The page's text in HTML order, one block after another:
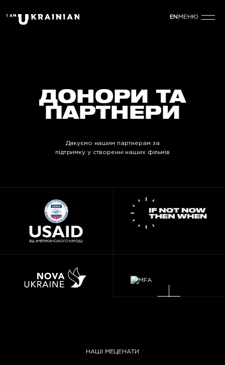
МЕНЮ
EN
ДОНОРИ ТА
ПАРТНЕРИ
Дякуємо нашим партнерам за
підтримку у створенні наших фільмів
НАШІ МЕЦЕНАТИ